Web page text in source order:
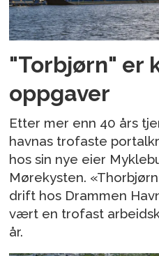
"Torbjørn" er
oppgaver
Etter mer enn 40 års
havnas trofaste
hos sin nye eier
Mørekysten.
drift hos Drammen
vært en trofast
år.